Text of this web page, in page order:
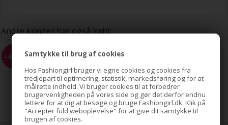
Samtykke til brug af cookies
Hos Fashiongirl bruger vi egne cookies og cookies fra
tredjepart til optimering, statistik, markedsføring og for at
målrette indhold. Vi bruger cookies til at forbedrer
brugervenligheden på vores side og gør det derfor endnu
lettere for at dig at besøge og bruge Fashiongirl.dk. Klik på
"Accepter fuld weboplevelse" for at give dit samtykke til
brugen af cookies.
Andre kunder har også købt:
-40% BLAX Hårelastikker 4mm -
65,00
39,00DKK